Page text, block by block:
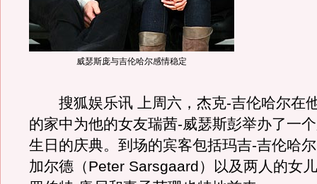
威瑟斯庞与吉伦哈尔感情稳定
搜狐娱乐讯 上周六，杰克-吉伦哈尔在
的家中为他的女友瑞茜-威瑟斯彭举办了一
生日的庆典。到场的宾客包括玛吉-吉伦哈
加尔德（Peter Sarsgaard）以及两人的女